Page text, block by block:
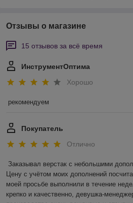
Отзывы о магазине
15 отзывов за всё время
ИнструментОптима
Хорошо
рекомендуем
Покупатель
Отлично
Заказывал верстак с небольшими
Цену с учётом моих дополнений
моей просьбе выполнили в течение
крепко и качественно, девушка-